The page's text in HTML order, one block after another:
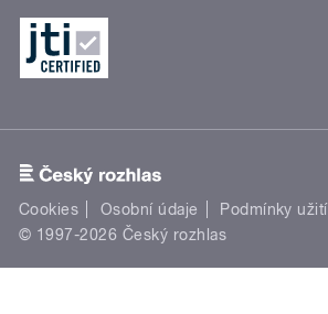
Cookies Osobní údaje Podmínky užití
© 1997-2026 Český rozhlas